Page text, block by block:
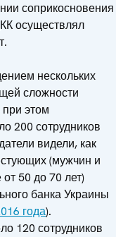
соприкосновения
осуществлял
нескольких
сложности
этом
200 сотрудников
видели, как
(мужчин и
50 до 70 лет)
банка Украины
года).
120 сотрудников